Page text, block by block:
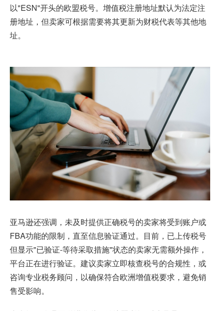
以"ESN"开头的欧盟税号。增值税注册地址默认为法定注
册地址，但卖家可根据需要将其更新为财税代表等其他地
址。
亚马逊还强调，未及时提供正确税号的卖家将受到账户或
FBA功能的限制，直至信息验证通过。目前，已上传税号
但显示"已验证-等待采取措施"状态的卖家无需额外操作，
平台正在进行验证。建议卖家立即核查税号的合规性，或
咨询专业税务顾问，以确保符合欧洲增值税要求，避免销
售受影响。